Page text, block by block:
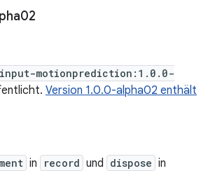
motionprediction:1.0.0-
Version 1.0.0-alpha02 enthält
in record und dispose in